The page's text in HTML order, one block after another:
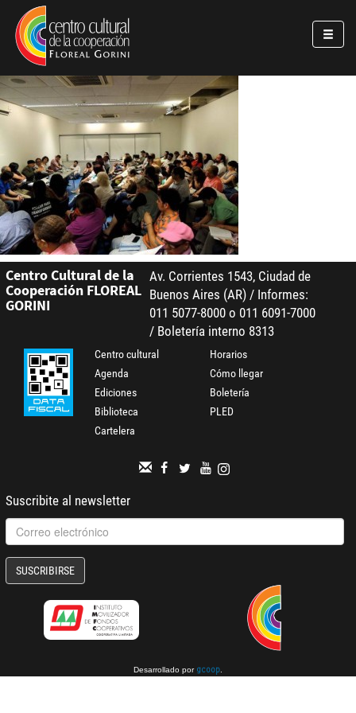
Pasar al contenido principal
Jump to main content
Centro Cultural de la
Cooperación FLOREAL
GORINI
Av. Corrientes 1543, Ciudad de
Buenos Aires (AR) / Informes:
011 5077-8000 o 011 6091-7000
/ Boletería interno 8313
Centro cultural
Agenda
Ediciones
Biblioteca
Cartelera
Horarios
Cómo llegar
Boletería
PLED
Suscribite al newsletter
SUSCRIBIRSE
Desarrollado por gcoop.